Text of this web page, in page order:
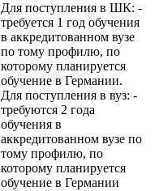
Для поступления в ШК: -
требуется 1 год обучения
в аккредитованном вузе
по тому профилю, по
которому планируется
обучение в Германии.
Для поступления в вуз: -
требуются 2 года
обучения в
аккредитованном вузе по
тому профилю, по
которому планируется
обучение в Германии